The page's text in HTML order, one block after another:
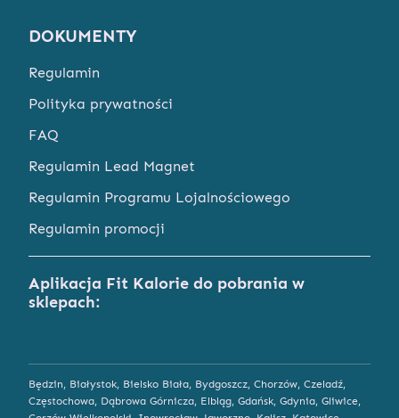
DOKUMENTY
Regulamin
Polityka prywatności
FAQ
Regulamin Lead Magnet
Regulamin Programu Lojalnościowego
Regulamin promocji
Aplikacja Fit Kalorie do pobrania w
sklepach:
Będzin, Białystok, Bielsko Biała, Bydgoszcz, Chorzów, Czeladź,
Częstochowa, Dąbrowa Górnicza, Elbląg, Gdańsk, Gdynia, Gliwice,